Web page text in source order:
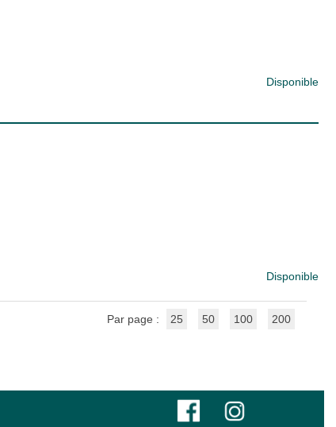
Disponible
Disponible
Par page : 25 50 100 200